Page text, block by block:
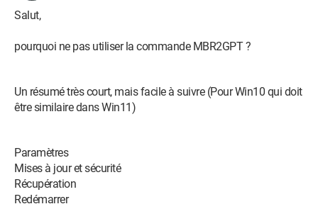
Salut,
pourquoi ne pas utiliser la commande MBR2GPT ?
Un résumé très court, mais facile à suivre (Pour Win10 qui doit
être similaire dans Win11)
Paramètres
Mises à jour et sécurité
Récupération
Redémarrer